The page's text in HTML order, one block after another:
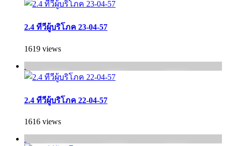
2.4 ทีวีผู้บริโภค 23-04-57
1619 views
2.4 ทีวีผู้บริโภค 22-04-57
1616 views